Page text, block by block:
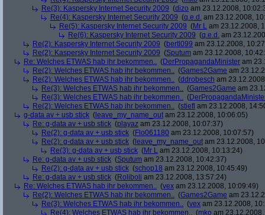
Re(3): Kaspersky Internet Security 2009 (dizo am 23.12.2008,
Re(4): Kaspersky Internet Security 2009 (q.e.d. am 23.12.2008,
Re(5): Kaspersky Internet Security 2009 (Mr L am 23.12.2008,
Re(6): Kaspersky Internet Security 2009 (q.e.d. am
Re(2): Kaspersky Internet Security 2009 (bertl099 am 23.12.2008,
Re(2): Kaspersky Internet Security 2009 (Sputum am 23.12.2008,
Re: Welches ETWAS hab ihr bekommen.. (DerPropagandaMinister am
Re(2): Welches ETWAS hab ihr bekommen.. (Games2Game am
Re(2): Welches ETWAS hab ihr bekommen.. (ddrobesch am
Re(3): Welches ETWAS hab ihr bekommen.. (Games2Game am
Re(3): Welches ETWAS hab ihr bekommen.. (
Re(2): Welches ETWAS hab ihr bekommen.. (stiefl am 23.12.2008,
g-data av + usb stick ( leave_my_name_out am 23.12.2008, 10:06:05)
Re: g-data av + usb stick (playaz am 23.12.2008, 10:07:37)
Re(2): g-data av + usb stick (Flo061180 am 23.12.2008, 10:07:57)
Re(2): g-data av + usb stick ( leave_my_name_out am 23.12.2008,
Re(3): g-data av + usb stick (Mr L am 23.12.2008, 10:13:24)
Re: g-data av + usb stick (Sputum am 23.12.2008, 10:42:37)
Re(2): g-data av + usb stick (schop18 am 23.12.2008, 10:45:49)
Re: g-data av + usb stick (Roliboli am 23.12.2008, 13:57:24)
Re: Welches ETWAS hab ihr bekommen.. (vex am 23.12.2008, 10:09:49)
Re(2): Welches ETWAS hab ihr bekommen.. (Games2Game am
Re(3): Welches ETWAS hab ihr bekommen.. (vex am 23.12.2008,
Re(4): Welches ETWAS hab ihr bekommen.. (mko am